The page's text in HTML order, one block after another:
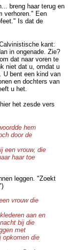
breng haar terug en
verhoren." Een
Is dat de
kant:
in ongenade. Zie?
dat naar voren te
niet dat u, omdat u
U bent een kind van
en dochters van
u het.
het zesde vers
hem
door de
een vrouw, die
haar toe
leggen. "Zoekt
vrouw die
aan en
bij die
met
opkomen die